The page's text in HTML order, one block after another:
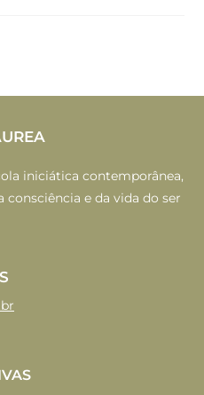
iniciática contemporânea,
e da vida do ser